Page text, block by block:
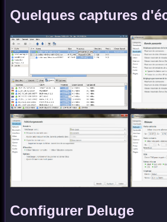
Quelques captures
Configurer Deluge